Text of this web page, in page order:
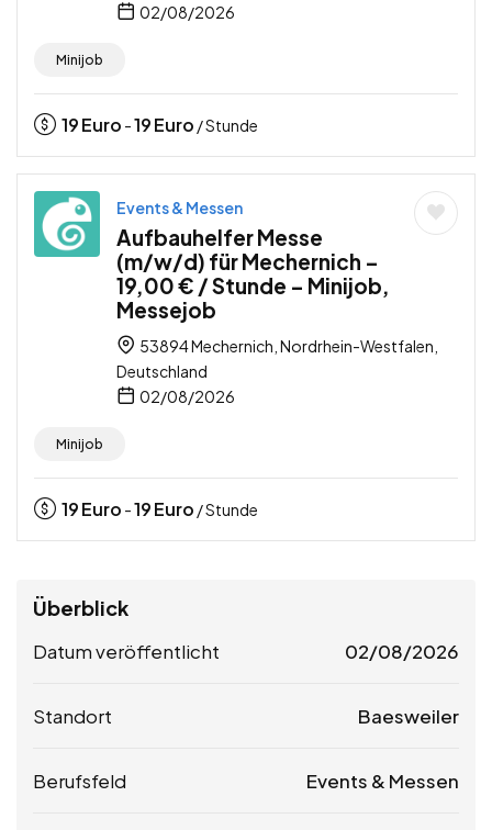
02/08/2026
Minijob
19Euro -19Euro / Stunde
Events & Messen
Aufbauhelfer Messe
(m/w/d) für Mechernich –
19,00 € / Stunde – Minijob,
Messejob
53894 Mechernich, Nordrhein-Westfalen,
Deutschland
02/08/2026
Minijob
19Euro -19Euro / Stunde
Überblick
Datum veröffentlicht 02/08/2026
Standort Baesweiler
Berufsfeld Events & Messen